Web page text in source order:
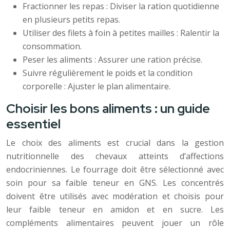
Fractionner les repas : Diviser la ration quotidienne
en plusieurs petits repas.
Utiliser des filets à foin à petites mailles : Ralentir la
consommation.
Peser les aliments : Assurer une ration précise.
Suivre régulièrement le poids et la condition
corporelle : Ajuster le plan alimentaire.
Choisir les bons aliments : un guide
essentiel
Le choix des aliments est crucial dans la gestion
nutritionnelle des chevaux atteints d’affections
endocriniennes. Le fourrage doit être sélectionné avec
soin pour sa faible teneur en GNS. Les concentrés
doivent être utilisés avec modération et choisis pour
leur faible teneur en amidon et en sucre. Les
compléments alimentaires peuvent jouer un rôle